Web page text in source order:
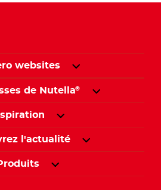
websites
de Nutella®
l'actualité